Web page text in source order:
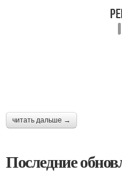
читать дальше →
Последние